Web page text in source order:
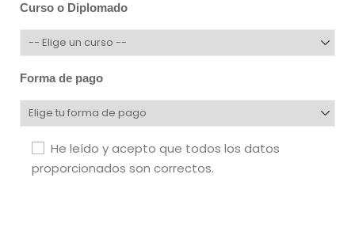
Curso o Diplomado
Forma de pago
He leído y acepto que todos los datos
proporcionados son correctos.